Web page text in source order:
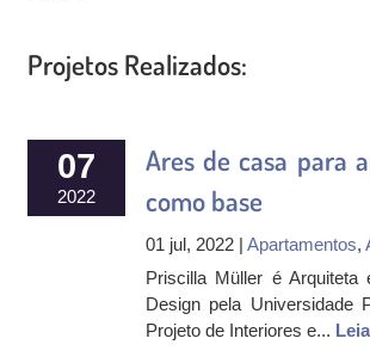
Projetos Realizados:
07
2022
Ares de casa para
como base
01 jul, 2022 | Apartamentos,
Priscilla Müller é Arquiteta
Design pela Universidade
Projeto de Interiores e...